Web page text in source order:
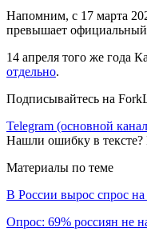
Напомним, с 17 марта
превышает официальный
14 апреля того же года
отдельно.
Подписывайтесь на
Telegram (основной
Нашли ошибку в
Материалы по теме
В России вырос спрос
Опрос: 69% россиян не